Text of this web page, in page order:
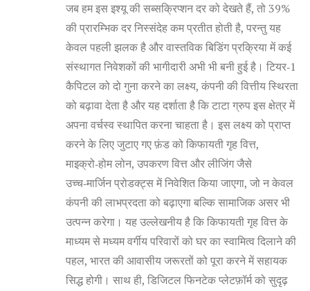
जब हम इस इश्यू की सब्सक्रिप्शन दर को देखते हैं, तो 39%
की प्रारम्भिक दर निस्संदेह कम प्रतीत होती है, परन्तु यह
केवल पहली झलक है और वास्तविक बिडिंग प्रक्रिया में कई
संस्थागत निवेशकों की भागीदारी अभी भी बनी हुई है। टियर‑1
कैपिटल को दो गुना करने का लक्ष्य, कंपनी की वित्तीय स्थिरता
को बढ़ावा देता है और यह दर्शाता है कि टाटा ग्रुप इस क्षेत्र में
अपना वर्चस्व स्थापित करना चाहता है। इस लक्ष्य को प्राप्त
करने के लिए जुटाए गए फ़ंड को किफायती गृह वित्त,
माइक्रो‑होम लोन, उपकरण वित्त और लीजिंग जैसे
उच्च‑मार्जिन प्रोडक्ट्स में निवेशित किया जाएगा, जो न केवल
कंपनी की लाभप्रदता को बढ़ाएगा बल्कि सामाजिक असर भी
उत्पन्न करेगा। यह उल्लेखनीय है कि किफायती गृह वित्त के
माध्यम से मध्यम वर्गीय परिवारों को घर का स्वामित्व दिलाने की
पहल, भारत की आवासीय जरूरतों को पूरा करने में सहायक
सिद्ध होगी। साथ ही, डिजिटल फिनटेक प्लेटफ़ॉर्म को सुदृढ़